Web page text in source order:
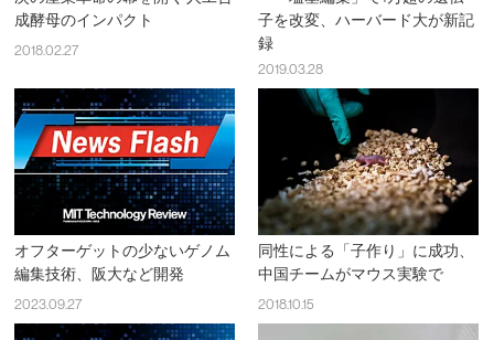
成酵母のインパクト
2018.02.27
子を改変、ハーバード大が新記
録
2019.03.28
オフターゲットの少ないゲノム
編集技術、阪大など開発
2023.09.27
同性による「子作り」に成功、
中国チームがマウス実験で
2018.10.15